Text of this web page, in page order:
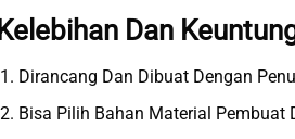
Kelebihan Dan
Dirancang Dan Dibuat Dengan
Bisa Pilih Bahan Material Pembuat